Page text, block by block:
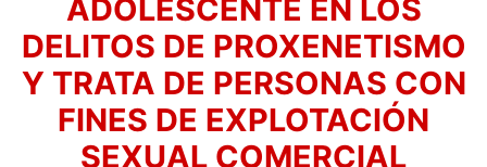
ADOLESCENTE EN LOS
DELITOS DE PROXENETISMO
Y TRATA DE PERSONAS CON
FINES DE EXPLOTACIÓN
SEXUAL COMERCIAL